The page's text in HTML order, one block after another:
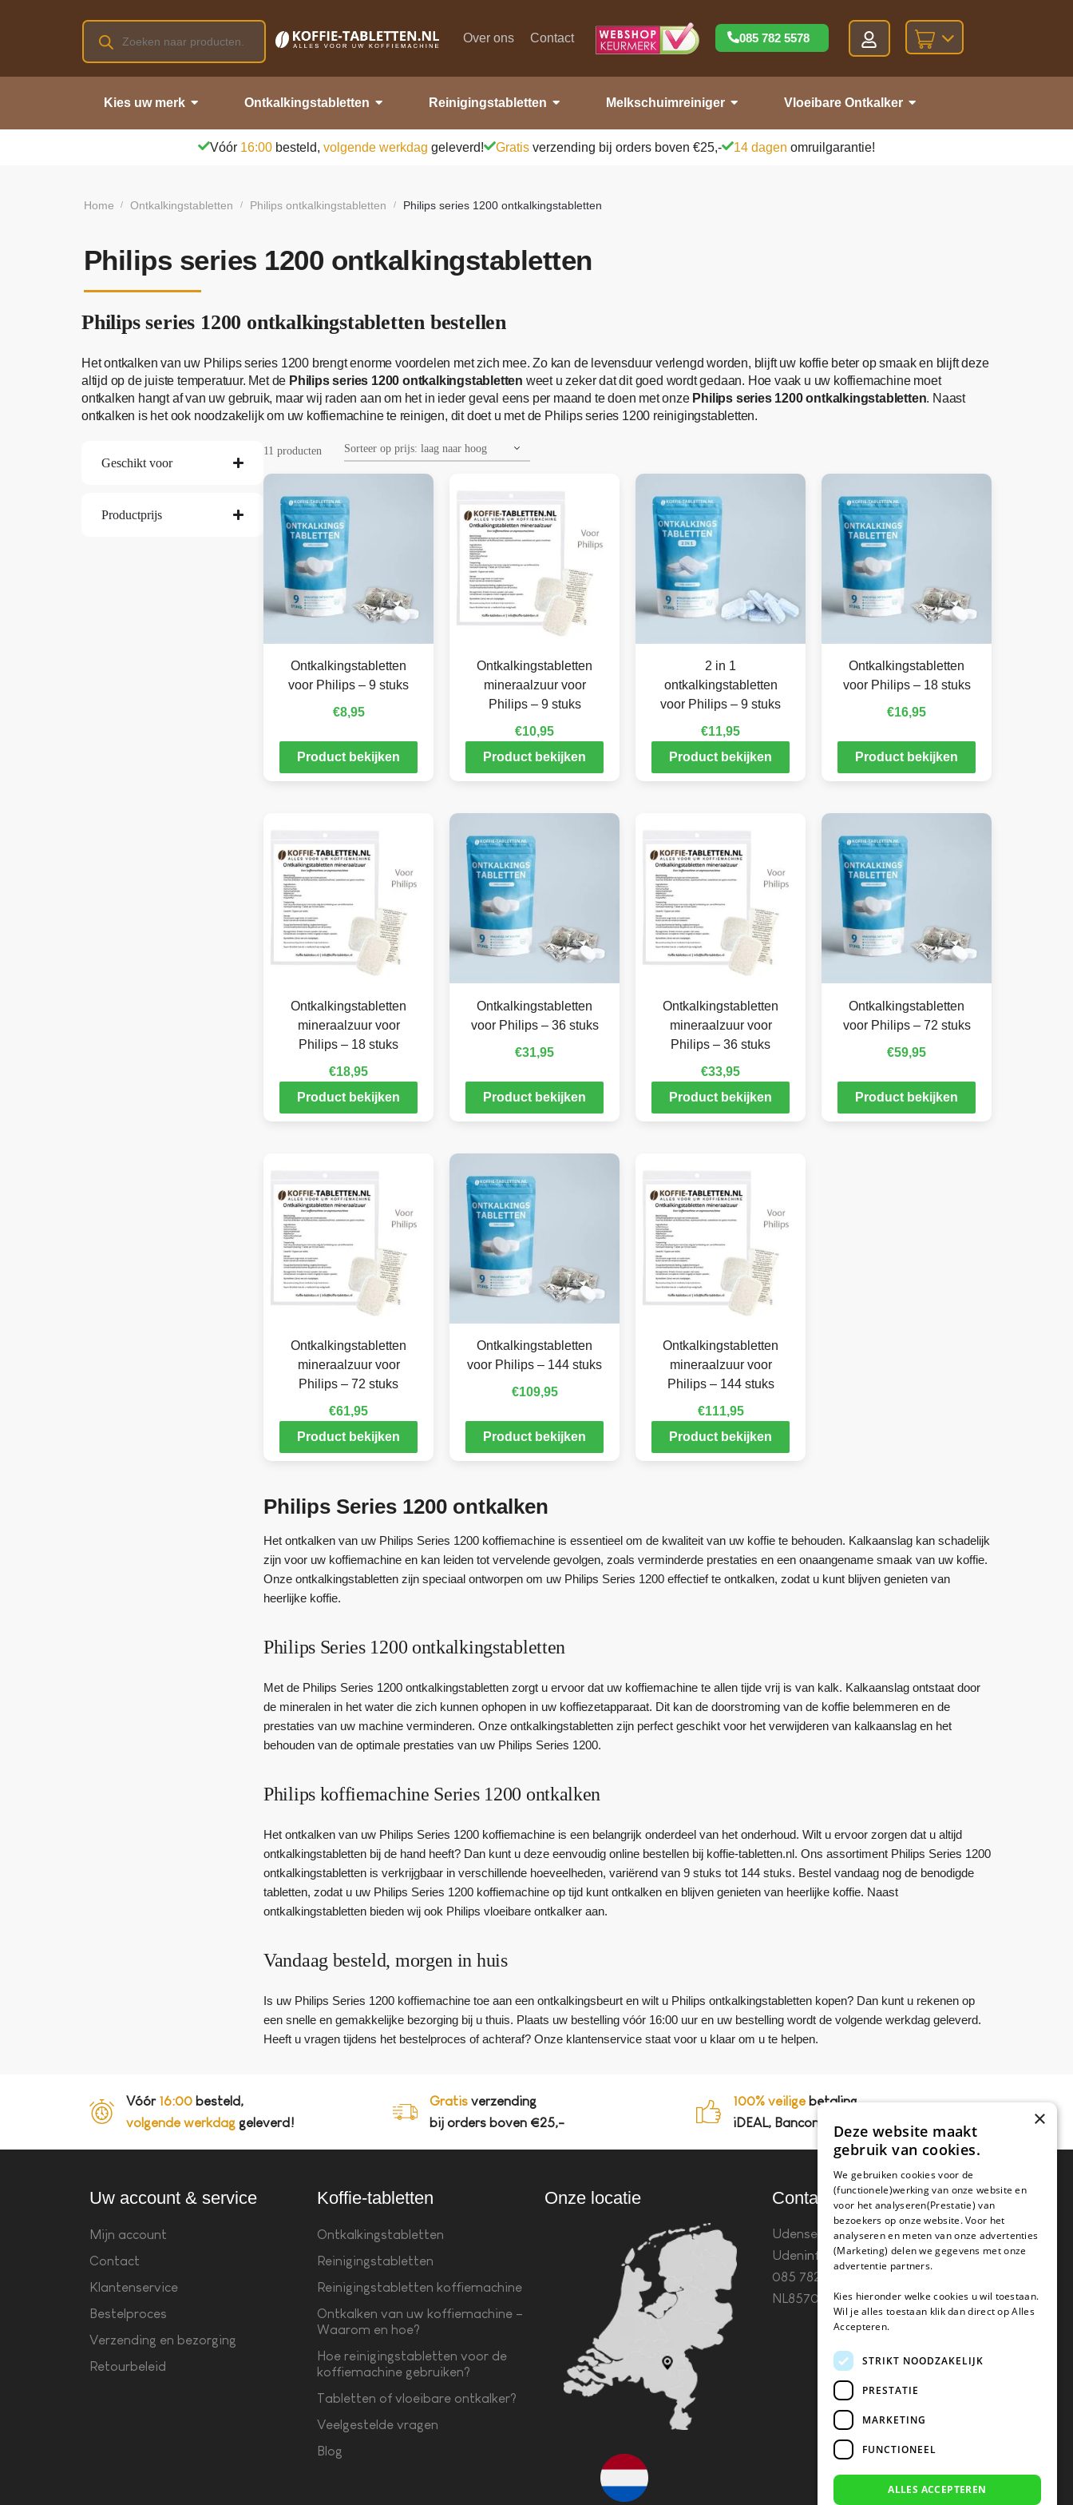
Over ons Contact 085 782 5578
Kies uw merk Ontkalkingstabletten Reinigingstabletten Melkschuimreiniger Vloeibare Ontkalker
Vóór 16:00 besteld, volgende werkdag geleverd! Gratis verzending bij orders boven €25,- 14 dagen omruilgarantie!
Home / Ontkalkingstabletten / Philips ontkalkingstabletten / Philips series 1200 ontkalkingstabletten
Philips series 1200 ontkalkingstabletten
Philips series 1200 ontkalkingstabletten bestellen
Het ontkalken van uw Philips series 1200 brengt enorme voordelen met zich mee. Zo kan de levensduur verlengd worden, blijft uw koffie beter op smaak en blijft deze
altijd op de juiste temperatuur. Met de Philips series 1200 ontkalkingstabletten weet u zeker dat dit goed wordt gedaan. Hoe vaak u uw koffiemachine moet
ontkalken hangt af van uw gebruik, maar wij raden aan om het in ieder geval eens per maand te doen met onze Philips series 1200 ontkalkingstabletten. Naast
ontkalken is het ook noodzakelijk om uw koffiemachine te reinigen, dit doet u met de Philips series 1200 reinigingstabletten.
Geschikt voor
Productprijs
11 producten
Ontkalkingstabletten
voor Philips – 9 stuks
€8,95
Product bekijken
Ontkalkingstabletten
mineraalzuur voor
Philips – 9 stuks
€10,95
Product bekijken
2 in 1
ontkalkingstabletten
voor Philips – 9 stuks
€11,95
Product bekijken
Ontkalkingstabletten
voor Philips – 18 stuks
€16,95
Product bekijken
Ontkalkingstabletten
mineraalzuur voor
Philips – 18 stuks
€18,95
Product bekijken
Ontkalkingstabletten
voor Philips – 36 stuks
€31,95
Product bekijken
Ontkalkingstabletten
mineraalzuur voor
Philips – 36 stuks
€33,95
Product bekijken
Ontkalkingstabletten
voor Philips – 72 stuks
€59,95
Product bekijken
Ontkalkingstabletten
mineraalzuur voor
Philips – 72 stuks
€61,95
Product bekijken
Ontkalkingstabletten
voor Philips – 144 stuks
€109,95
Product bekijken
Ontkalkingstabletten
mineraalzuur voor
Philips – 144 stuks
€111,95
Product bekijken
Philips Series 1200 ontkalken
Het ontkalken van uw Philips Series 1200 koffiemachine is essentieel om de kwaliteit van uw koffie te behouden. Kalkaanslag kan schadelijk
zijn voor uw koffiemachine en kan leiden tot vervelende gevolgen, zoals verminderde prestaties en een onaangename smaak van uw koffie.
Onze ontkalkingstabletten zijn speciaal ontworpen om uw Philips Series 1200 effectief te ontkalken, zodat u kunt blijven genieten van
heerlijke koffie.
Philips Series 1200 ontkalkingstabletten
Met de Philips Series 1200 ontkalkingstabletten zorgt u ervoor dat uw koffiemachine te allen tijde vrij is van kalk. Kalkaanslag ontstaat door
de mineralen in het water die zich kunnen ophopen in uw koffiezetapparaat. Dit kan de doorstroming van de koffie belemmeren en de
prestaties van uw machine verminderen. Onze ontkalkingstabletten zijn perfect geschikt voor het verwijderen van kalkaanslag en het
behouden van de optimale prestaties van uw Philips Series 1200.
Philips koffiemachine Series 1200 ontkalken
Het ontkalken van uw Philips Series 1200 koffiemachine is een belangrijk onderdeel van het onderhoud. Wilt u ervoor zorgen dat u altijd
ontkalkingstabletten bij de hand heeft? Dan kunt u deze eenvoudig online bestellen bij koffie-tabletten.nl. Ons assortiment Philips Series 1200
ontkalkingstabletten is verkrijgbaar in verschillende hoeveelheden, variërend van 9 stuks tot 144 stuks. Bestel vandaag nog de benodigde
tabletten, zodat u uw Philips Series 1200 koffiemachine op tijd kunt ontkalken en blijven genieten van heerlijke koffie. Naast
ontkalkingstabletten bieden wij ook Philips vloeibare ontkalker aan.
Vandaag besteld, morgen in huis
Is uw Philips Series 1200 koffiemachine toe aan een ontkalkingsbeurt en wilt u Philips ontkalkingstabletten kopen? Dan kunt u rekenen op
een snelle en gemakkelijke bezorging bij u thuis. Plaats uw bestelling vóór 16:00 uur en uw bestelling wordt de volgende werkdag geleverd.
Heeft u vragen tijdens het bestelproces of achteraf? Onze klantenservice staat voor u klaar om u te helpen.
Vóór 16:00 besteld,
volgende werkdag geleverd!
Gratis verzending
bij orders boven €25,-
100% veiligebetaling,
iDEAL, Bancontact en op rekening
Uw account & service
Mijn account
Contact
Klantenservice
Bestelproces
Verzending en bezorging
Retourbeleid
Koffie-tabletten
Ontkalkingstabletten
Reinigingstabletten
Reinigingstabletten koffiemachine
Ontkalken van uw koffiemachine –
Waarom en hoe?
Hoe reinigingstabletten voor de
koffiemachine gebruiken?
Tabletten of vloeibare ontkalker?
Veelgestelde vragen
Blog
Onze locatie Contact
Udenseweg 8B 5405 PA
Udeninfo(@)koffie-tabletten.nlTel.
085 782 5578KvK 67529623 Btw:
NL857053759B01
×
Deze website maakt
gebruik van cookies.
We gebruiken cookies voor de
(functionele)werking van onze website en
voor het analyseren(Prestatie) van
bezoekers op onze website. Voor het
analyseren en meten van onze advertenties
(Marketing) delen we gegevens met onze
advertentie partners.
Kies hieronder welke cookies u wil toestaan.
Wil je alles toestaan klik dan direct op Alles
Accepteren.
STRIKT NOODZAKELIJK
PRESTATIE
MARKETING
FUNCTIONEEL
ALLES ACCEPTEREN